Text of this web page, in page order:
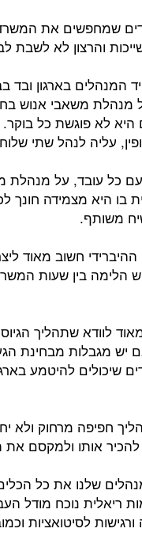
שמחפשים את
והרצון לא לשבת
המנהלים בארגון ובד
משאבי אנוש
היא לא פוגשת כל
עליה לנהל שתי
כל עובד, על מנהלת
בו היא מצמידה חונך
משותף.
ההיברידי חשוב מאוד
הלימה בין שעות
לוודא שתהליך
יש מגבלות מבחינת
שיכולים להיטמע
חפיפה מרחוק
אותו ולמקסם את
שלנו את כל
לסיטואציות